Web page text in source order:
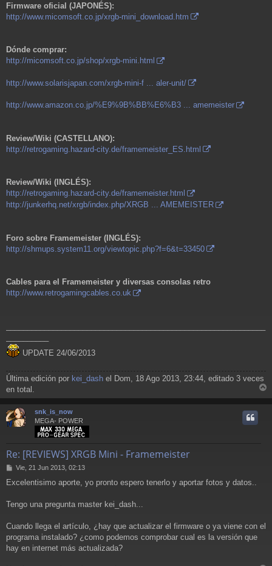
Firmware oficial (JAPONÉS):
http://www.micomsoft.co.jp/xrgb-mini_download.htm
Dónde comprar:
http://micomsoft.co.jp/shop/xrgb-mini.html
http://www.solarisjapan.com/xrgb-mini-f ... aler-unit/
http://www.amazon.co.jp/%E9%9B%BB%E6%B3 ... amemeister
Review/Wiki (CASTELLANO):
http://retrogaming.hazard-city.de/framemeister_ES.html
Review/Wiki (INGLÉS):
http://retrogaming.hazard-city.de/framemeister.html
http://junkerhq.net/xrgb/index.php/XRGB ... AMEMEISTER
Foro sobre Framemeister (INGLÉS):
http://shmups.system11.org/viewtopic.php?f=6&t=33450
Cables para el Framemeister y diversas consolas retro
http://www.retrogamingcables.co.uk
UPDATE 24/06/2013
Última edición por kei_dash el Dom, 18 Ago 2013, 23:44, editado 3 veces
en total.
r
snk_is_now
MEGA- POWER
Re: [REVIEWS] XRGB Mini - Framemeister
M
n
a
Vie, 21 Jun 2013, 02:13
Excelentisimo aporte, yo pronto espero tenerlo y aportar fotos y datos..
Tengo una pregunta master kei_dash...
Cuando llega el artículo, ¿hay que actualizar el firmware o ya viene con el
programa instalado? ¿como podemos comprobar cual es la versión que
hay en internet más actualizada?